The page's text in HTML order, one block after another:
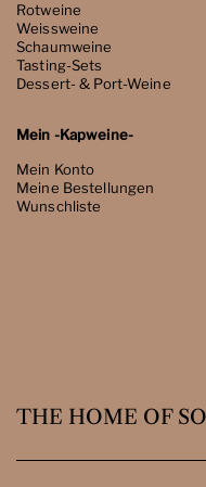
Rotweine
Weissweine
Schaumweine
Tasting-Sets
Dessert- & Port-Weine
Mein -Kapweine-
Mein Konto
Meine Bestellungen
Wunschliste
THE HOME OF